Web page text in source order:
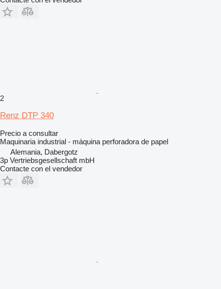
2
Renz DTP 340
Precio a consultar
Maquinaria industrial - máquina perforadora de papel
Alemania, Dabergotz
3p Vertriebsgesellschaft mbH
Contacte con el vendedor